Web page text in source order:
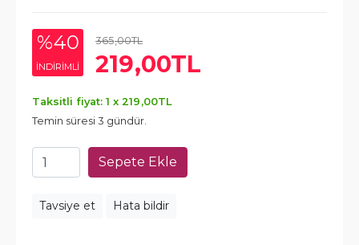
%40
INDIRIMLI
365,00TL
219,00TL
Taksitli fiyat: 1 x 219 ,00TL
Temin süresi 3 gündür.
Sepete Ekle
Tavsiye et Hata bildir